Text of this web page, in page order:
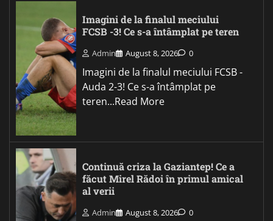
Imagini de la finalul meciului
FCSB -3! Ce s-a întâmplat pe teren
Admin August 8, 2026 0
Imagini de la finalul meciului FCSB -
Auda 2-3! Ce s-a întâmplat pe
teren...Read More
Continuă criza la Gaziantep! Ce a
făcut Mirel Rădoi în primul amical
al verii
Admin August 8, 2026 0